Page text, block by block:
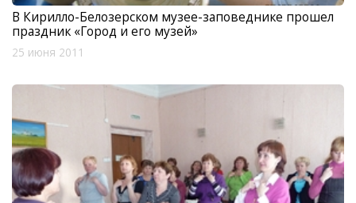
В Кирилло-Белозерском музее-заповеднике прошел
праздник «Город и его музей»
25 июня 2011